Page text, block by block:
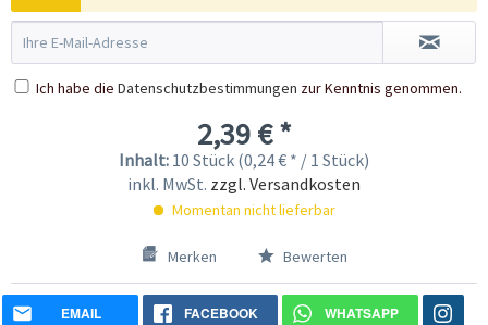
Ich habe die Datenschutzbestimmungen zur Kenntnis genommen.
2,39 € *
Inhalt: 10 Stück (0,24 € * / 1 Stück)
inkl. MwSt. zzgl. Versandkosten
Momentan nicht lieferbar
Merken Bewerten
EMAIL FACEBOOK WHATSAPP